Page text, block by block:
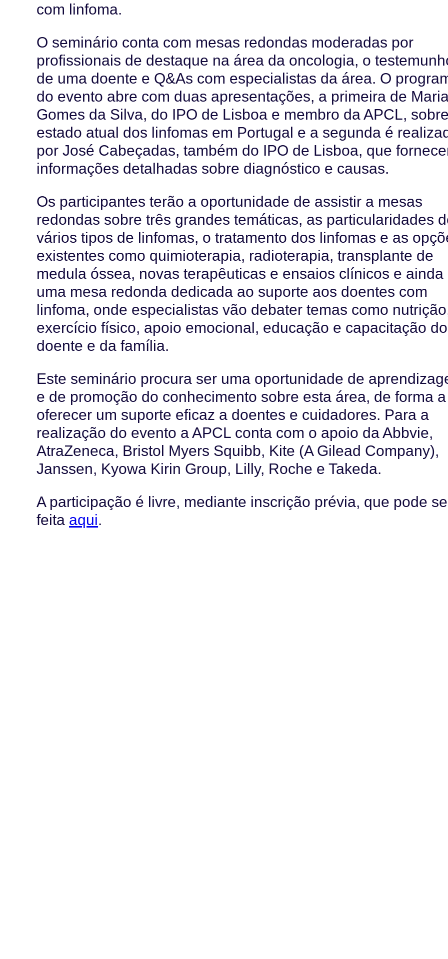
com linfoma.
O seminário conta com mesas redondas moderadas por
profissionais de destaque na área da oncologia, o
de uma doente e Q&As com especialistas da área. O
do evento abre com duas apresentações, a primeira de
Gomes da Silva, do IPO de Lisboa e membro da APCL,
estado atual dos linfomas em Portugal e a segunda é
por José Cabeçadas, também do IPO de Lisboa, que
informações detalhadas sobre diagnóstico e causas.
Os participantes terão a oportunidade de assistir a mesas
redondas sobre três grandes temáticas, as particularidades
vários tipos de linfomas, o tratamento dos linfomas e as
existentes como quimioterapia, radioterapia, transplante de
medula óssea, novas terapêuticas e ensaios clínicos e ainda
uma mesa redonda dedicada ao suporte aos doentes com
linfoma, onde especialistas vão debater temas como
exercício físico, apoio emocional, educação e capacitação do
doente e da família.
Este seminário procura ser uma oportunidade de
e de promoção do conhecimento sobre esta área, de forma a
oferecer um suporte eficaz a doentes e cuidadores. Para a
realização do evento a APCL conta com o apoio da Abbvie,
AtraZeneca, Bristol Myers Squibb, Kite (A Gilead Company),
Janssen, Kyowa Kirin Group, Lilly, Roche e Takeda.
A participação é livre, mediante inscrição prévia, que pode
feita aqui.